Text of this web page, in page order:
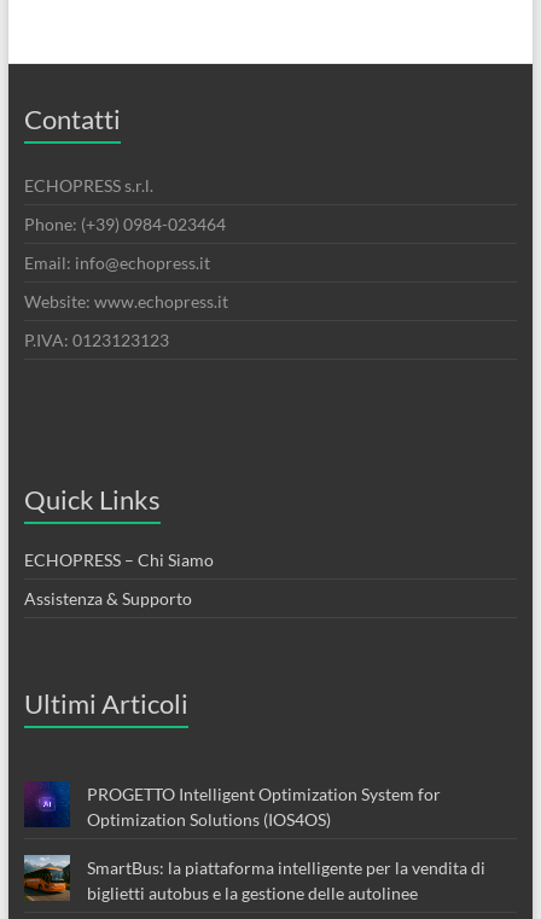
Contatti
ECHOPRESS s.r.l.
Phone: (+39) 0984-023464
Email: info@echopress.it
Website: www.echopress.it
P.IVA: 0123123123
Quick Links
ECHOPRESS – Chi Siamo
Assistenza & Supporto
Ultimi Articoli
PROGETTO Intelligent Optimization System for
Optimization Solutions (IOS4OS)
SmartBus: la piattaforma intelligente per la vendita di
biglietti autobus e la gestione delle autolinee